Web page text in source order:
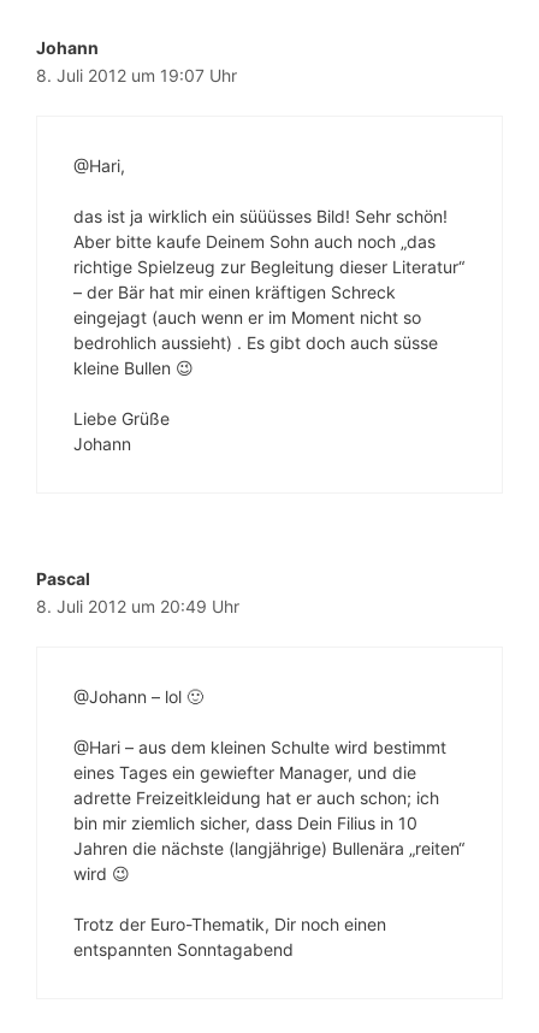
Johann
8. Juli 2012 um 19:07 Uhr
@Hari,
das ist ja wirklich ein süüüsses Bild! Sehr schön!
Aber bitte kaufe Deinem Sohn auch noch „das
richtige Spielzeug zur Begleitung dieser Literatur“
– der Bär hat mir einen kräftigen Schreck
eingejagt (auch wenn er im Moment nicht so
bedrohlich aussieht) . Es gibt doch auch süsse
kleine Bullen 😉
Liebe Grüße
Johann
Pascal
8. Juli 2012 um 20:49 Uhr
@Johann – lol 🙂
@Hari – aus dem kleinen Schulte wird bestimmt
eines Tages ein gewiefter Manager, und die
adrette Freizeitkleidung hat er auch schon; ich
bin mir ziemlich sicher, dass Dein Filius in 10
Jahren die nächste (langjährige) Bullenära „reiten“
wird 😉
Trotz der Euro-Thematik, Dir noch einen
entspannten Sonntagabend